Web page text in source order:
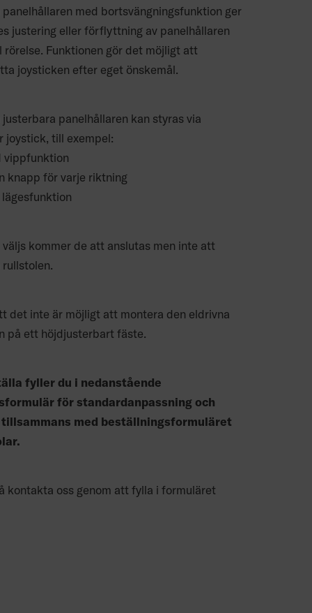
panelhållaren med bortsvängningsfunktion ger
justering eller förflyttning av panelhållaren
rörelse. Funktionen gör det möjligt att
joysticken efter eget önskemål.
panelhållaren kan styras via
joystick, till exempel:
vippfunktion
knapp för varje riktning
kommer de att anslutas men inte att
det inte är möjligt att montera den eldrivna
på ett höjdjusterbart fäste.
fyller du i nedanstående
för standardanpassning och
med beställningsformuläret
kontakta oss genom att fylla i formuläret